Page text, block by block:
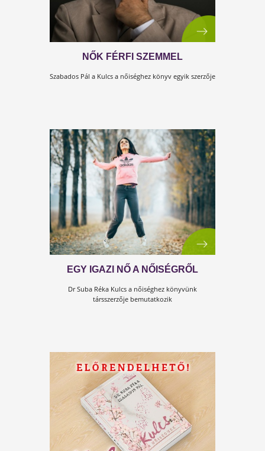
A MENSTRUÁCIÓS CIKLUS
nyújt, ha az egyes szakaszait az évszakokhoz
hasonlítjuk.
KULCS A NŐISÉGHEZ - KINEK
SZÓL?
Ez a könyv nem csak nőknek szól, hanem
mindazoknak, akik meg akarják érteni őket